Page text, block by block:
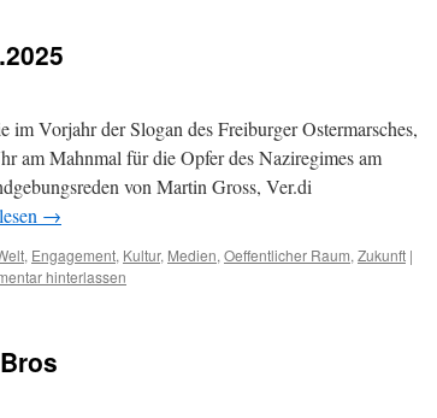
im Vorjahr der Slogan des Freiburger Ostermarsches,
am Mahnmal für die Opfer des Naziregimes am
von Martin Gross, Ver.di
→
, Engagement, Kultur, Medien, Oeffentlicher Raum, Zukunft |
hinterlassen